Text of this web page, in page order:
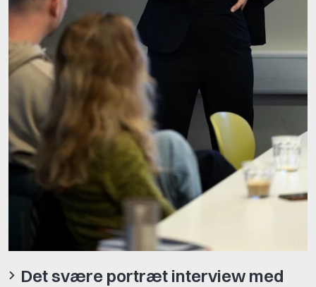
Det svære portræt interview med